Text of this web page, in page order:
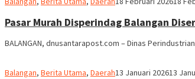
Pasar Murah Disperindag Balangan
BALANGAN, dnusantarapost.com – Dinas
Balangan, Berita Utama, DaerahM.
13 Januari 202613